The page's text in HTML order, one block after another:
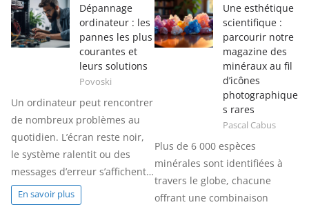
Dépannage
ordinateur : les
pannes les plus
courantes et
leurs solutions
Povoski
Un ordinateur peut rencontrer
de nombreux problèmes au
quotidien. L’écran reste noir,
le système ralentit ou des
messages d’erreur s’affichent…
En savoir plus
Une esthétique
scientifique :
parcourir notre
magazine des
minéraux au fil
d’icônes
photographique
s rares
Pascal Cabus
Plus de 6 000 espèces
minérales sont identifiées à
travers le globe, chacune
offrant une combinaison